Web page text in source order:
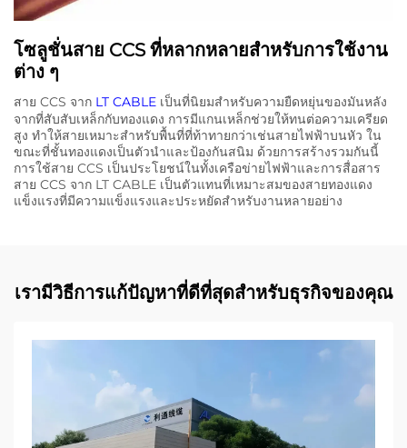
โซลูชั่นสาย CCS ที่หลากหลายสําหรับการใช้งาน
ต่าง ๆ
สาย CCS จาก LT CABLE เป็นที่นิยมสําหรับความยืดหยุ่นของมันหลัง
จากที่สับสับเหล็กกับทองแดง การมีแกนเหล็กช่วยให้ทนต่อความเครียด
สูง ทําให้สายเหมาะสําหรับพื้นที่ที่ท้าทายกว่าเช่นสายไฟฟ้าบนหัว ใน
ขณะที่ชั้นทองแดงเป็นตัวนําและป้องกันสนิม ด้วยการสร้างรวมกันนี้
การใช้สาย CCS เป็นประโยชน์ในทั้งเครือข่ายไฟฟ้าและการสื่อสาร
สาย CCS จาก LT CABLE เป็นตัวแทนที่เหมาะสมของสายทองแดง
แข็งแรงที่มีความแข็งแรงและประหยัดสําหรับงานหลายอย่าง
เรามีวิธีการแก้ปัญหาที่ดีที่สุดสำหรับธุรกิจของคุณ